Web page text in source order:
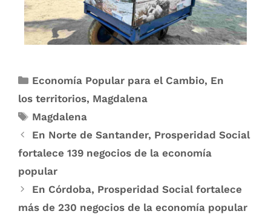
Economía Popular para el Cambio, En
los territorios, Magdalena
Magdalena
En Norte de Santander, Prosperidad Social
fortalece 139 negocios de la economía
popular
En Córdoba, Prosperidad Social fortalece
más de 230 negocios de la economía popular